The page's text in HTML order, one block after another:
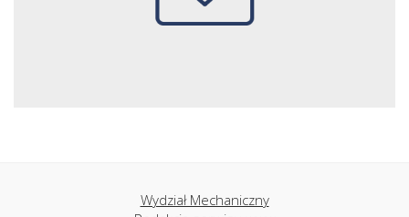
Wydział Mechaniczny